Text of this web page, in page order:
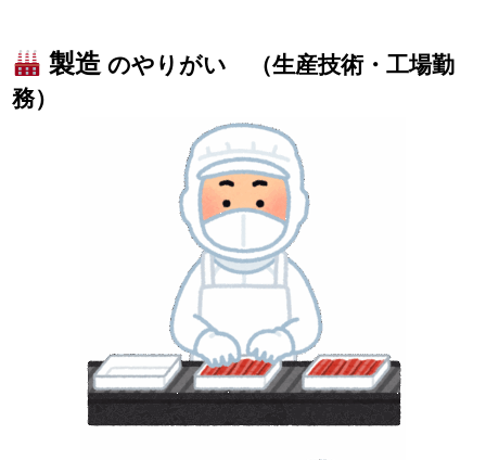
製造 のやりがい （生産技術・工場勤
務）